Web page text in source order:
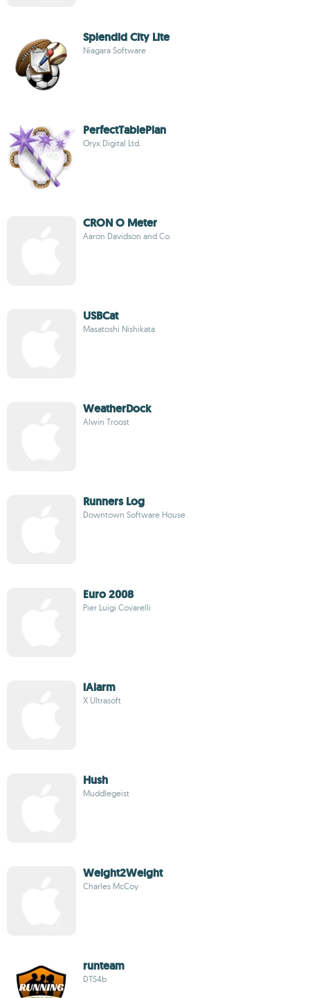
Splendid City Lite
Niagara Software
PerfectTablePlan
Oryx Digital Ltd.
CRON O Meter
Aaron Davidson and Co.
USBCat
Masatoshi Nishikata
WeatherDock
Alwin Troost
Runners Log
Downtown Software House
Euro 2008
Pier Luigi Covarelli
iAlarm
X Ultrasoft
Hush
Muddlegeist
Weight2Weight
Charles McCoy
runteam
DTS4b